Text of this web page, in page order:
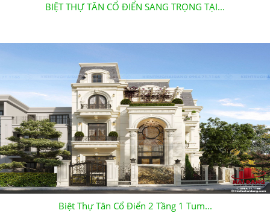
BIỆT THỰ TÂN CỔ ĐIỂN SANG TRỌNG TẠI...
Biệt Thự Tân Cổ Điển 2 Tầng 1 Tum...